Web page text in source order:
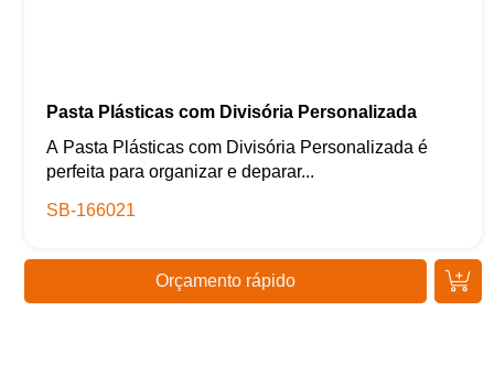
Pasta Plásticas com Divisória Personalizada
A Pasta Plásticas com Divisória Personalizada é
perfeita para organizar e deparar...
SB-166021
Orçamento rápido